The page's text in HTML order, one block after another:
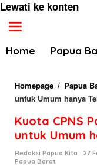
Lewati ke konten
Home Papua
Homepage / Papua
untuk Umum hanya
Kuota CPNS
untuk Umum
Redaksi Papua Kita
27
Papua Barat